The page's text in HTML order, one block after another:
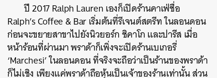
ปี 2017 Ralph Lauren เองก็เปิดร้านคาเฟ่ชื่อ
Ralph’s Coffee & Bar เริ่มต้นที่รีเจนต์สตรีท ในลอนดอน
ก่อนจะขยายสาขาไปยังนิวยอร์ก ชิคาโก และปารีส เมื่อ
หน้าร้อนที่ผ่านมา พราด้าก็เพิ่งจะเปิดร้านเบเกอรี่
‘Marchesi’ ในลอนดอน ที่จริงจะถือว่าเป็นร้านของพราด้า
ก็ไม่เชิง เพียงแค่พราด้าถือหุ้นเป็นเจ้าของร้านเท่านั้น ส่วน